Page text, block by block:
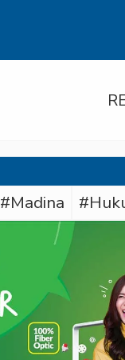
#Madina